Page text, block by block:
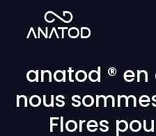
anatod ®
nous
Flores